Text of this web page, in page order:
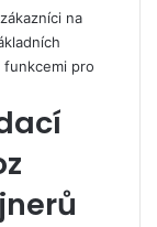
na
pro